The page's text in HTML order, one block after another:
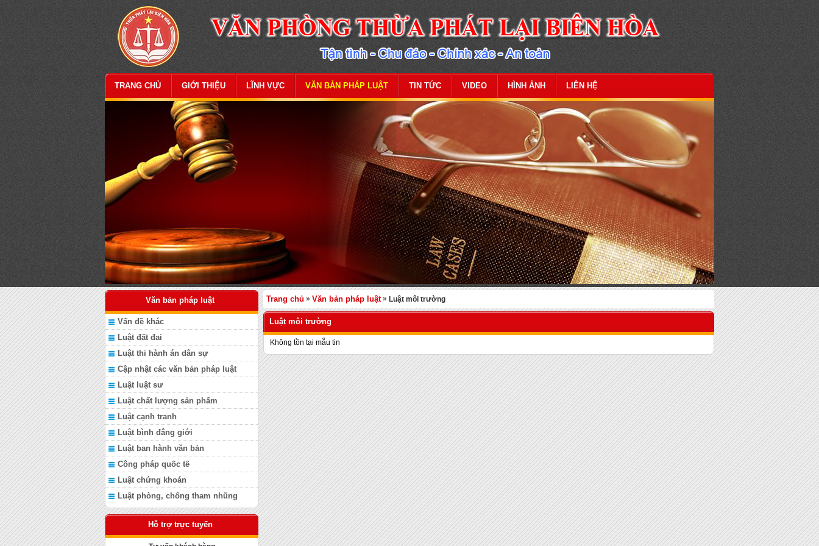
TRANG CHỦ GIỚI THIỆU LĨNH VỰC VĂN BẢN PHÁP LUẬT TIN TỨC VIDEO HÌNH ẢNH LIÊN HỆ
Văn bản pháp luật
Vấn đề khác
Luật đất đai
Luật thi hành án dân sự
Cập nhật các văn bản pháp luật
Luật luật sư
Luật chất lượng sản phẩm
Luật cạnh tranh
Luật bình đẳng giới
Luật ban hành văn bản
Công pháp quốc tế
Luật chứng khoán
Luật phòng, chống tham nhũng
Hỗ trợ trực tuyến
Trang chủ » Văn bản pháp luật » Luật môi trường
Luật môi trường
Không tồn tại mẫu tin